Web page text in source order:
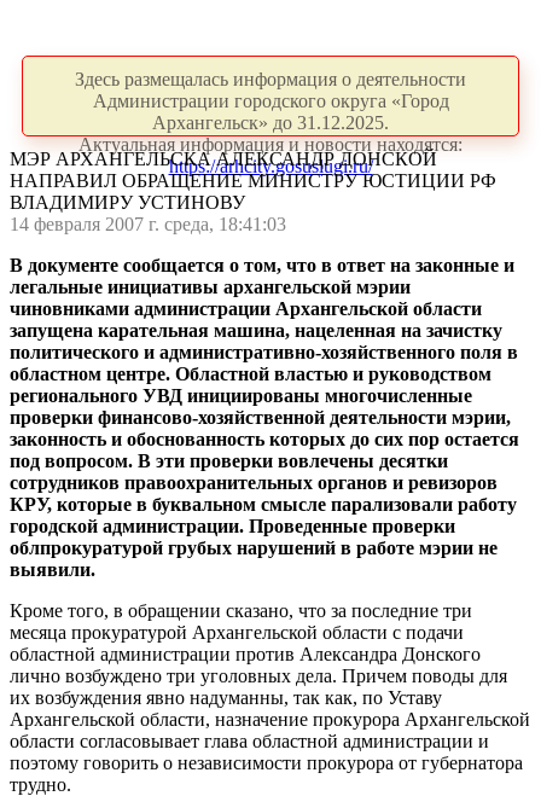
Здесь размещалась информация о деятельности
Администрации городского округа «Город
Архангельск» до 31.12.2025.
Актуальная информация и новости находятся:
https://arhcity.gosuslugi.ru/
МЭР АРХАНГЕЛЬСКА АЛЕКСАНДР ДОНСКОЙ
НАПРАВИЛ ОБРАЩЕНИЕ МИНИСТРУ ЮСТИЦИИ РФ
ВЛАДИМИРУ УСТИНОВУ
14 февраля 2007 г. среда, 18:41:03
В документе сообщается о том, что в ответ на законные и
легальные инициативы архангельской мэрии
чиновниками администрации Архангельской области
запущена карательная машина, нацеленная на зачистку
политического и административно-хозяйственного поля в
областном центре. Областной властью и руководством
регионального УВД инициированы многочисленные
проверки финансово-хозяйственной деятельности мэрии,
законность и обоснованность которых до сих пор остается
под вопросом. В эти проверки вовлечены десятки
сотрудников правоохранительных органов и ревизоров
КРУ, которые в буквальном смысле парализовали работу
городской администрации. Проведенные проверки
облпрокуратурой грубых нарушений в работе мэрии не
выявили.
Кроме того, в обращении сказано, что за последние три
месяца прокуратурой Архангельской области с подачи
областной администрации против Александра Донского
лично возбуждено три уголовных дела. Причем поводы для
их возбуждения явно надуманны, так как, по Уставу
Архангельской области, назначение прокурора Архангельской
области согласовывает глава областной администрации и
поэтому говорить о независимости прокурора от губернатора
трудно.